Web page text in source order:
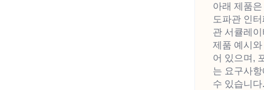
아래 제품
도파관 인
관 서큘레
제품 예시
어 있으며,
는 요구사
수 있습니다.